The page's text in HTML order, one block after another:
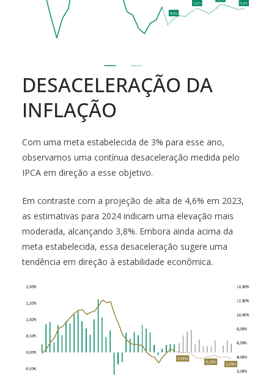
DESACELERAÇÃO DA
INFLAÇÃO
Com uma meta estabelecida de 3% para esse ano,
observamos uma contínua desaceleração medida pelo
IPCA em direção a esse objetivo.
Em contraste com a projeção de alta de 4,6% em 2023,
as estimativas para 2024 indicam uma elevação mais
moderada, alcançando 3,8%. Embora ainda acima da
meta estabelecida, essa desaceleração sugere uma
tendência em direção à estabilidade econômica.